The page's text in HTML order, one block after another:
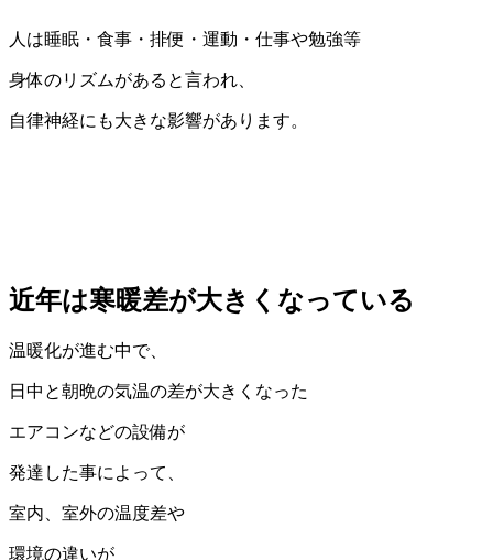
人は睡眠・食事・排便・運動・仕事や勉強等
身体のリズムがあると言われ、
自律神経にも大きな影響があります。
近年は寒暖差が大きくなっている
温暖化が進む中で、
日中と朝晩の気温の差が大きくなった
エアコンなどの設備が
発達した事によって、
室内、室外の温度差や
環境の違いが